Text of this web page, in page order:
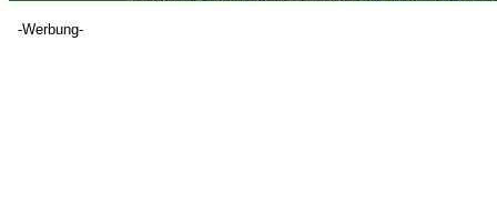
-Werbung-